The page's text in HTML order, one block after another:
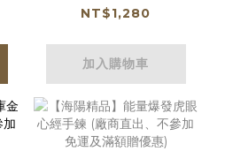
(血舍利) (廠商直
滿額贈優惠)
NT$1,280
加入購物車